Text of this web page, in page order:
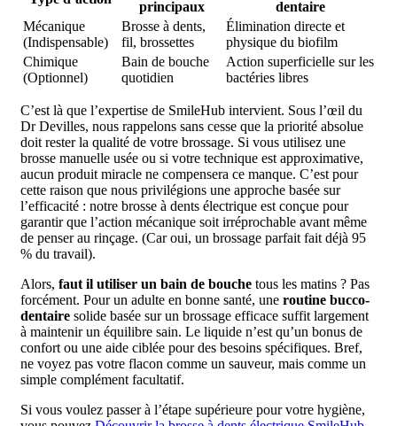
principaux
dentaire
Mécanique
(Indispensable)
Brosse à dents,
fil, brossettes
Élimination directe et
physique du biofilm
Chimique
(Optionnel)
Bain de bouche
quotidien
Action superficielle sur les
bactéries libres
C’est là que l’expertise de SmileHub intervient. Sous l’œil du
Dr Devilles, nous rappelons sans cesse que la priorité absolue
doit rester la qualité de votre brossage. Si vous utilisez une
brosse manuelle usée ou si votre technique est approximative,
aucun produit miracle ne compensera ce manque. C’est pour
cette raison que nous privilégions une approche basée sur
l’efficacité : notre brosse à dents électrique est conçue pour
garantir que l’action mécanique soit irréprochable avant même
de penser au rinçage. (Car oui, un brossage parfait fait déjà 95
% du travail).
Alors, faut il utiliser un bain de bouche tous les matins ? Pas
forcément. Pour un adulte en bonne santé, une routine bucco-
dentaire solide basée sur un brossage efficace suffit largement
à maintenir un équilibre sain. Le liquide n’est qu’un bonus de
confort ou une aide ciblée pour des besoins spécifiques. Bref,
ne voyez pas votre flacon comme un sauveur, mais comme un
simple complément facultatif.
Si vous voulez passer à l’étape supérieure pour votre hygiène,